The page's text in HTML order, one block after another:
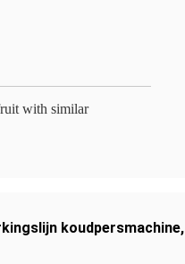
with similar
koudpersmachine,